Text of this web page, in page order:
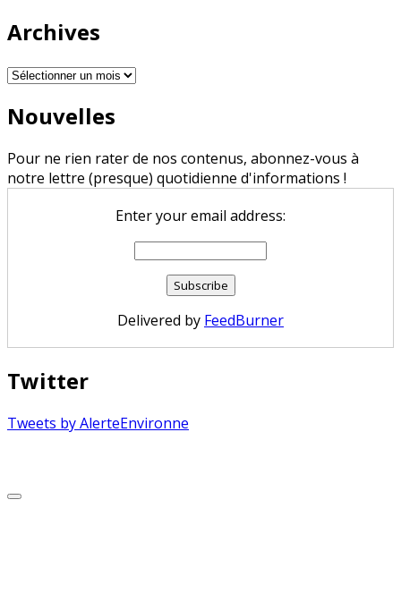
Archives
Archives
Nouvelles
Pour ne rien rater de nos contenus, abonnez-vous à
notre lettre (presque) quotidienne d'informations !
Enter your email address:
Delivered by FeedBurner
Twitter
Tweets by AlerteEnvironne
Scroll